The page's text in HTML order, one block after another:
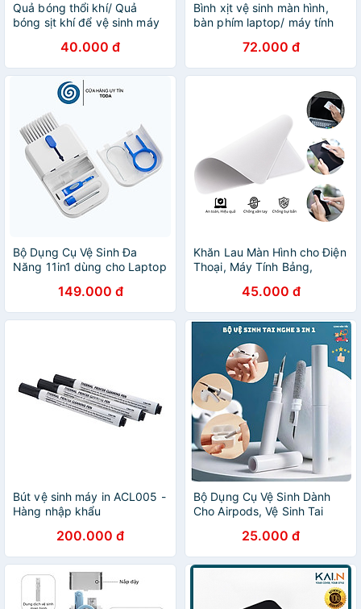
Quả bóng thổi khí/ Quả
bóng sịt khí để vệ sinh máy
phòng ( Hàng nhập khẩu )
40.000 đ
Bình xịt vệ sinh màn hình,
bàn phím laptop/ máy tính
loại bề mặt- Hàng nhập
khẩu+ Tặng kèm khăn lau
cao cấp- CHỌN MẪU
72.000 đ
Bộ Dụng Cụ Vệ Sinh Đa
Năng 11in1 dùng cho Laptop
Nghe / Airpods / iPhone /
iPad - Hàng Chính Hãng
149.000 đ
Khăn Lau Màn Hình cho Điện
Thoại, Máy Tính Bảng,
Macbook Polishing Cloth,
iGiẻ - Hàng Chính Hãng
45.000 đ
Bút vệ sinh máy in ACL005 -
Hàng nhập khẩu
200.000 đ
Bộ Dụng Cụ Vệ Sinh Dành
Cho Airpods, Vệ Sinh Tai
Điện Thoại 3 in 1, Siêu Sạch
Sẽ, Dễ Dàng Sử Dụng_ Hàng
Chính Hãng
25.000 đ